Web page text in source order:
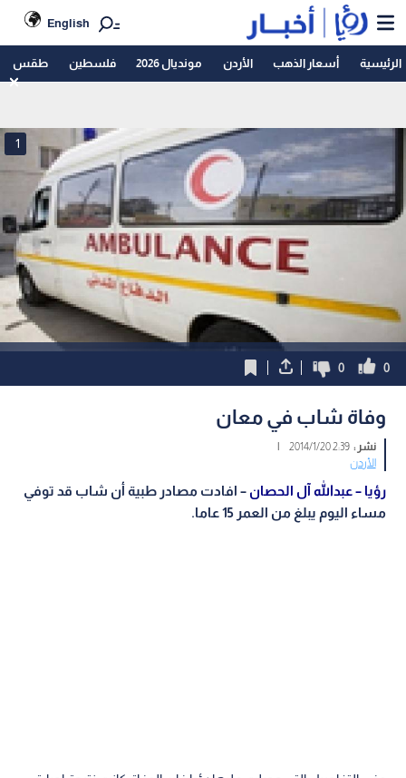
English
الرئيسية أسعار الذهب الأردن مونديال 2026 فلسطين طقس
1
0
0
وفاة شاب في معان
نشر :2:39 2014/1/20
|
الأردن
رؤيا – عبدالله آل الحصان – افادت مصادر طبية أن شاب قد توفي
مساء اليوم يبلغ من العمر 15 عاما.